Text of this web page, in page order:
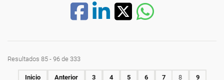
Resultados 85 - 96 de 333
Inicio Anterior 3 4 5 6 7 8 9